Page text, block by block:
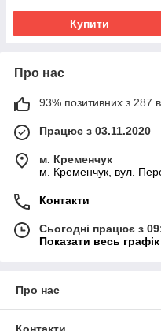
Купити
Про нас
93% позитивних з 287
Працює з 03.11.2020
м. Кременчук
м. Кременчук, вул.
Контакти
Сьогодні працює з
Показати весь
Про нас